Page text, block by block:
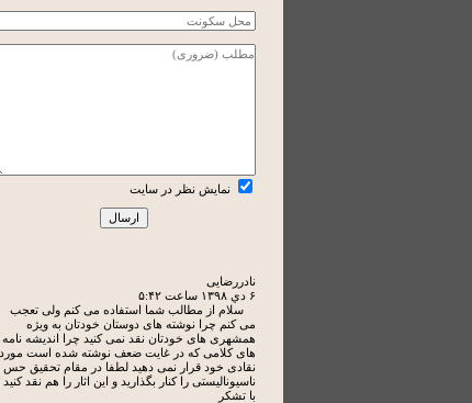
نمایش نظر در سایت
نادررضایی
۶ دي ۱۳۹۸ ساعت ۵:۴۲
سلام از مطالب شما استفاده می کنم ولی تعجب
می کنم چرا نوشته های دوستان خودتان به ویژه
همشهری های خودتان نقد نمی کنید چرا اندیشه نامه
های کلامی که در غایت ضعف نوشته شده است مورد
نقادی خود قرار نمی دهید لطفا در مقام تحقیق حس
ناسیونالیستی را کنار بگذارید و این اثار را هم نقد کنید .
با تشکر